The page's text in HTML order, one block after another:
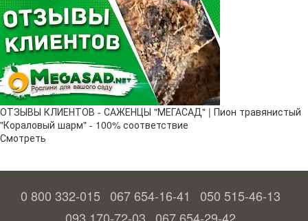
ОТЗЫВЫ КЛИЕНТОВ - САЖЕНЦЫ "МЕГАСАД" | Пион травянистый
"Кораловый шарм" - 100% соответствие
Смотреть
0 800 332-015 067 654-16-41
050 515-46-13